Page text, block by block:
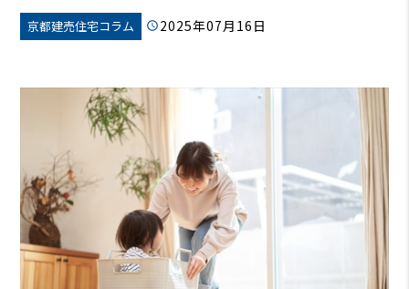
温かくサポートする魅力的な街です。この記事では、京都市の
子育て環境を徹底解説！公園、遊び場、子育て支援、移住情報
京都建売住宅コラム 2025年07月16日